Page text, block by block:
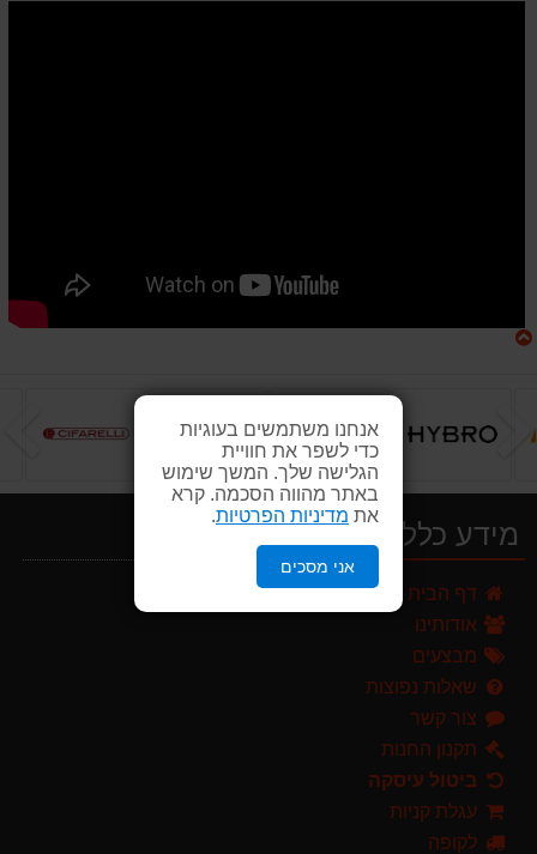
אנחנו משתמשים בעוגיות
כדי לשפר את חוויית
הגלישה שלך. המשך שימוש
באתר מהווה הסכמה. קרא
את מדיניות הפרטיות.
אני מסכים
הקודם
מידע כללי
דף הבית
אודותינו
מבצעים
שאלות נפוצות
צור קשר
תקנון החנות
ביטול עיסקה
עגלת קניות
לקופה
999.00 ₪
589.00 ₪
מברג נטען היברו HYBRO H300
179.00 ₪